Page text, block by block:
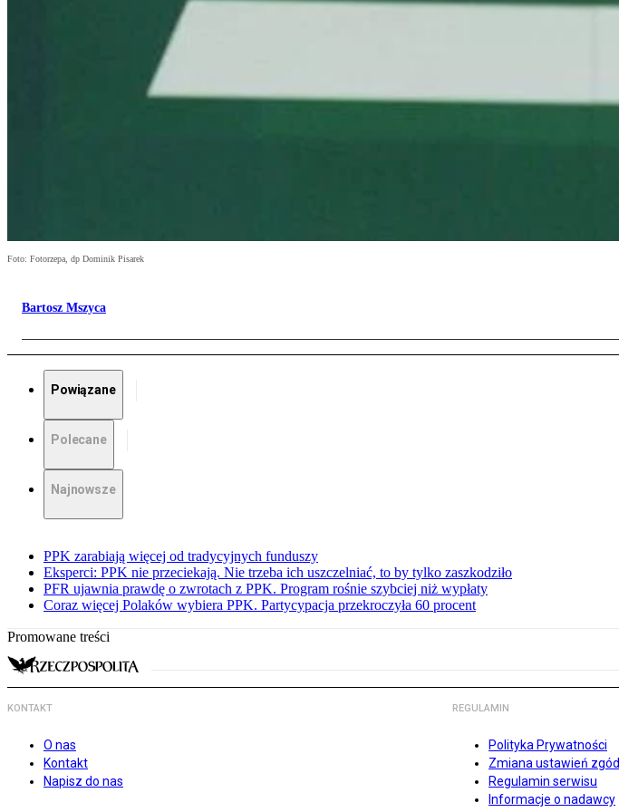
Foto: Fotorzepa, dp Dominik Pisarek
Bartosz Mszyca
Powiązane
Polecane
Najnowsze
PPK zarabiają więcej od tradycyjnych funduszy
Eksperci: PPK nie przeciekają. Nie trzeba ich uszczelniać, to by tylko zaszkodziło
PFR ujawnia prawdę o zwrotach z PPK. Program rośnie szybciej niż wypłaty
Coraz więcej Polaków wybiera PPK. Partycypacja przekroczyła 60 procent
Promowane treści
KONTAKT
O nas
Kontakt
Napisz do nas
REGULAMIN
Polityka Prywatności
Zmiana ustawień zgód
Regulamin serwisu
Informacje o nadawcy